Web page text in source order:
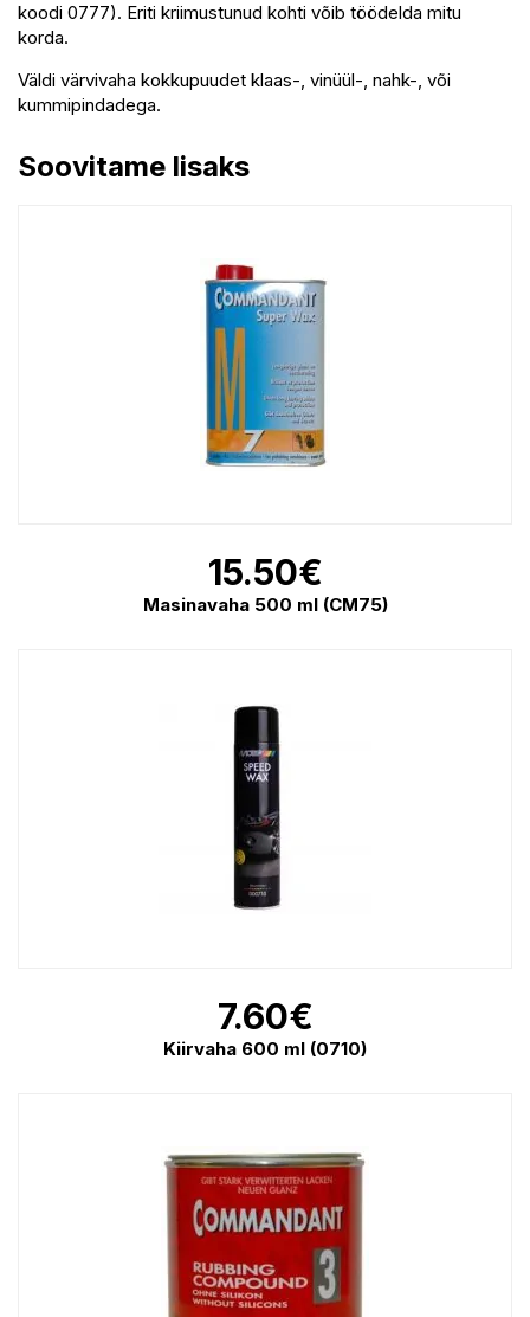
koodi 0777). Eriti kriimustunud kohti võib töödelda mitu
korda.
Väldi värvivaha kokkupuudet klaas-, vinüül-, nahk-, või
kummipindadega.
Soovitame lisaks
15.50€
Masinavaha 500 ml (CM75)
7.60€
Kiirvaha 600 ml (0710)